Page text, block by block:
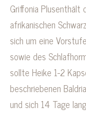
Griffonia Plusenthält
afrikanischen
sich um eine
sowie des
sollte Heike 1-2
beschriebenen
und sich 14 Tage